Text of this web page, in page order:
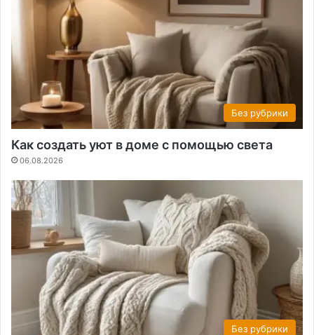
Без рубрики
Как создать уют в доме с помощью света
06.08.2026
Без рубрики